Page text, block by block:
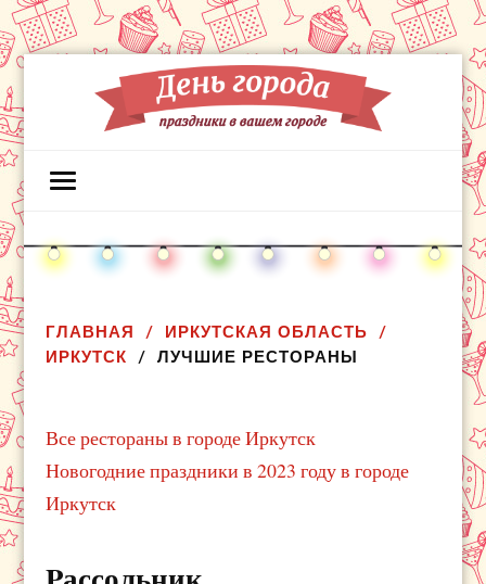
ГЛАВНАЯ
ИРКУТСКАЯ ОБЛАСТЬ
ИРКУТСК
ЛУЧШИЕ РЕСТОРАНЫ
Все рестораны в городе Иркутск
Новогодние праздники в 2023 году в городе
Иркутск